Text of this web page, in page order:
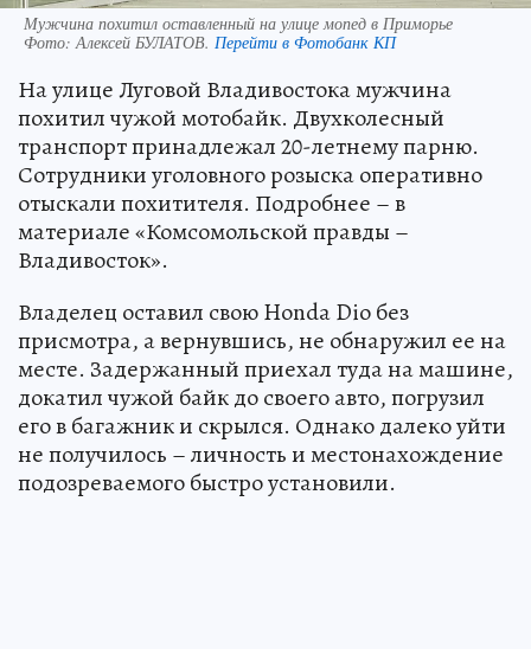
Мужчина похитил оставленный на улице мопед в Приморье
Фото:Алексей БУЛАТОВ. Перейти в Фотобанк КП
На улице Луговой Владивостока мужчина
похитил чужой мотобайк. Двухколесный
транспорт принадлежал 20-летнему парню.
Сотрудники уголовного розыска оперативно
отыскали похитителя. Подробнее – в
материале «Комсомольской правды –
Владивосток».
Владелец оставил свою Honda Dio без
присмотра, а вернувшись, не обнаружил ее на
месте. Задержанный приехал туда на машине,
докатил чужой байк до своего авто, погрузил
его в багажник и скрылся. Однако далеко уйти
не получилось – личность и местонахождение
подозреваемого быстро установили.